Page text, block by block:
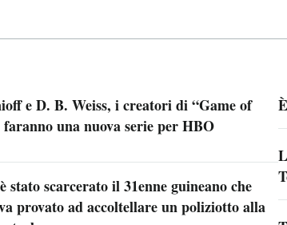
e D. B. Weiss, i creatori di “Game of
una nuova serie per HBO
stato scarcerato il 31enne guineano che
provato ad accoltellare un poliziotto alla